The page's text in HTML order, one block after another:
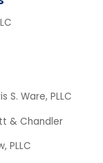
S. Ware, PLLC
& Chandler
PLLC